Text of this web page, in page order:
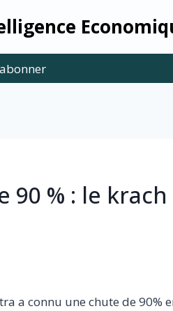
90 % : le
a connu une chute de 90%